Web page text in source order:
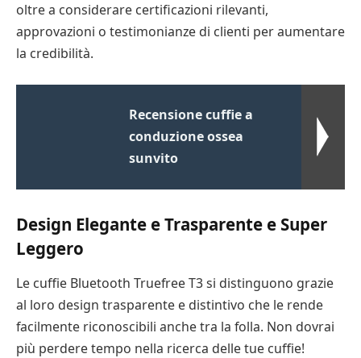
oltre a considerare certificazioni rilevanti,
approvazioni o testimonianze di clienti per aumentare
la credibilità.
Recensione cuffie a
conduzione ossea
sunvito
Design Elegante e Trasparente e Super
Leggero
Le cuffie Bluetooth Truefree T3 si distinguono grazie
al loro design trasparente e distintivo che le rende
facilmente riconoscibili anche tra la folla. Non dovrai
più perdere tempo nella ricerca delle tue cuffie!